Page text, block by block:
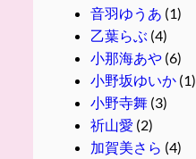
音羽ゆうあ (1)
乙葉らぶ (4)
小那海あや(6)
小野坂ゆいか(1)
小野寺舞(3)
祈山愛 (2)
加賀美さら (4)